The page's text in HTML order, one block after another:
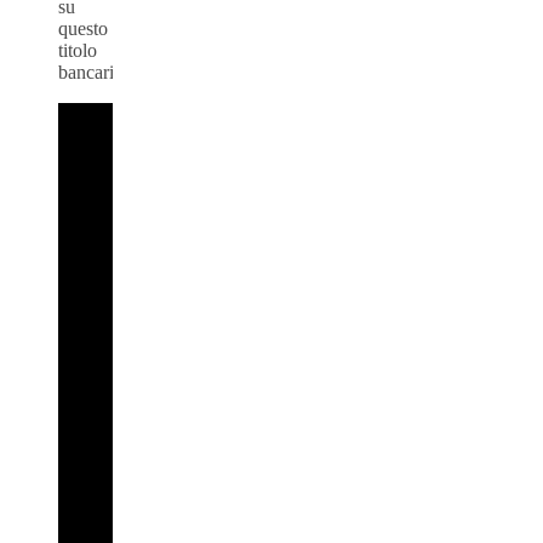
su
questo
titolo
bancario.